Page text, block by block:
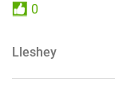
0
Lleshey